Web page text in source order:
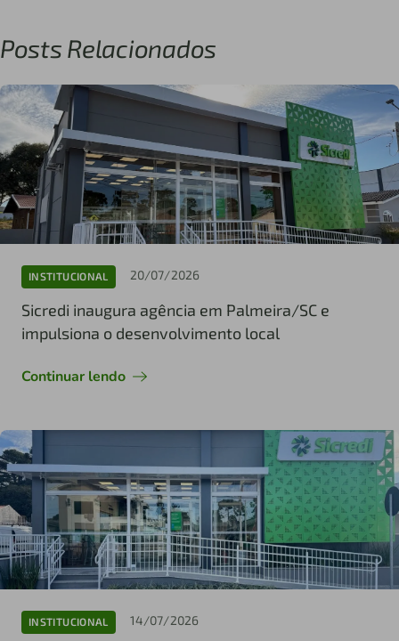
Posts Relacionados
INSTITUCIONAL 20/07/2026
Sicredi inaugura agência em Palmeira/SC e
impulsiona o desenvolvimento local
Continuar lendo
INSTITUCIONAL 14/07/2026